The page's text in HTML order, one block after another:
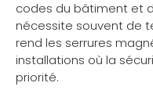
codes du bâtiment et
nécessite souvent de
rend les serrures
installations où la
priorité.